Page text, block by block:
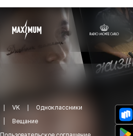
VK
Одноклассники
Вещание